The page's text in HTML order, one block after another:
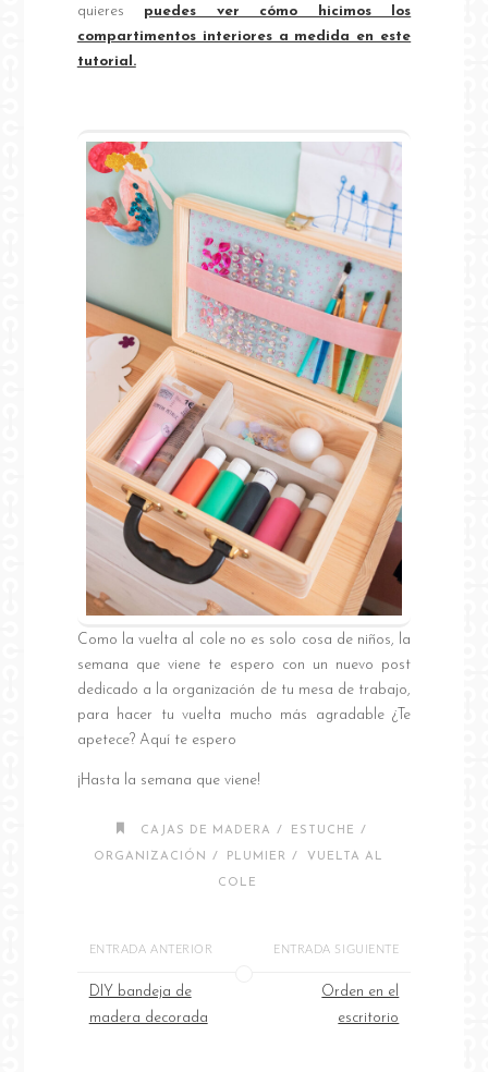
quieres puedes ver cómo hicimos los
compartimentos interiores a medida en este
tutorial.
Como la vuelta al cole no es solo cosa de niños, la
semana que viene te espero con un nuevo post
dedicado a la organización de tu mesa de trabajo,
para hacer tu vuelta mucho más agradable ¿Te
apetece? Aquí te espero
¡Hasta la semana que viene!
CAJAS DE MADERA / ESTUCHE /
ORGANIZACIÓN / PLUMIER / VUELTA AL
COLE
ENTRADA ANTERIOR
DIY bandeja de
madera decorada
ENTRADA SIGUIENTE
Orden en el
escritorio